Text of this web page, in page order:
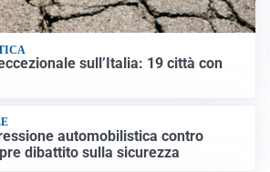
sull’Italia: 19 città con
automobilistica contro
dibattito sulla sicurezza